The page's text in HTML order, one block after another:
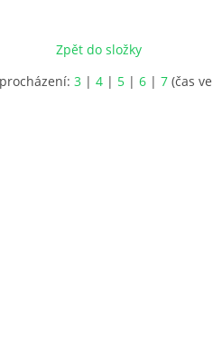
Zpět do složky
3 | 4 | 5 | 6 | 7 (čas